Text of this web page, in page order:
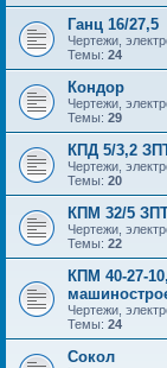
Ганц 16/27,5
Чертежи,
Темы: 24
Кондор
Чертежи,
Темы: 29
КПД 5/3,2
Чертежи,
Темы: 20
КПМ 32/5
Чертежи,
Темы: 22
КПМ 40-27-
Чертежи,
Темы: 24
Сокол